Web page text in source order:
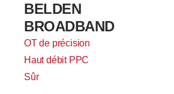
BELDEN
BROADBAND
OT de précision
Haut débit PPC
Sûr